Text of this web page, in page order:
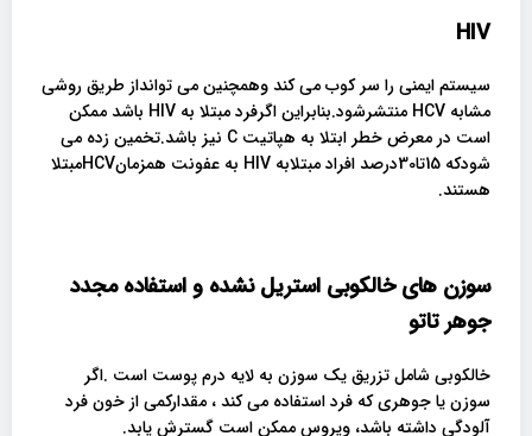
HIV
سیستم ایمنی را سر کوب می کند وهمچنین می توانداز طریق روشی
مشابه HCV منتشرشود.بنابراین اگرفرد مبتلا به HIV باشد ممکن
است در معرض خطر ابتلا به هپاتیت C نیز باشد.تخمین زده می
شودکه 15تا30درصد افراد مبتلابه HIV به عفونت همزمانHCVمبتلا
هستند.
سوزن های خالکوبی استریل نشده و استفاده مجدد
جوهر تاتو
خالکوبی شامل تزریق یک سوزن به لایه درم پوست است .اگر
سوزن یا جوهری که فرد استفاده می کند ، مقدارکمی از خون فرد
آلودگی داشته باشد، ویروس ممکن است گسترش یابد.